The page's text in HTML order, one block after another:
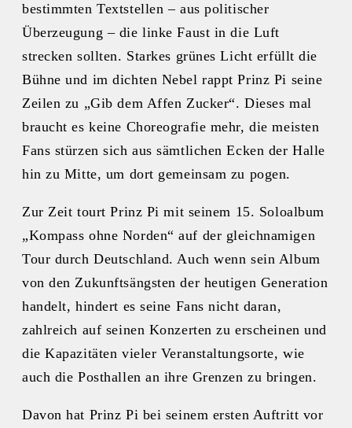
bestimmten Textstellen – aus politischer
Überzeugung – die linke Faust in die Luft
strecken sollten. Starkes grünes Licht erfüllt die
Bühne und im dichten Nebel rappt Prinz Pi seine
Zeilen zu „Gib dem Affen Zucker“. Dieses mal
braucht es keine Choreografie mehr, die meisten
Fans stürzen sich aus sämtlichen Ecken der Halle
hin zu Mitte, um dort gemeinsam zu pogen.
Zur Zeit tourt Prinz Pi mit seinem 15. Soloalbum
„Kompass ohne Norden“ auf der gleichnamigen
Tour durch Deutschland. Auch wenn sein Album
von den Zukunftsängsten der heutigen Generation
handelt, hindert es seine Fans nicht daran,
zahlreich auf seinen Konzerten zu erscheinen und
die Kapazitäten vieler Veranstaltungsorte, wie
auch die Posthallen an ihre Grenzen zu bringen.
Davon hat Prinz Pi bei seinem ersten Auftritt vor